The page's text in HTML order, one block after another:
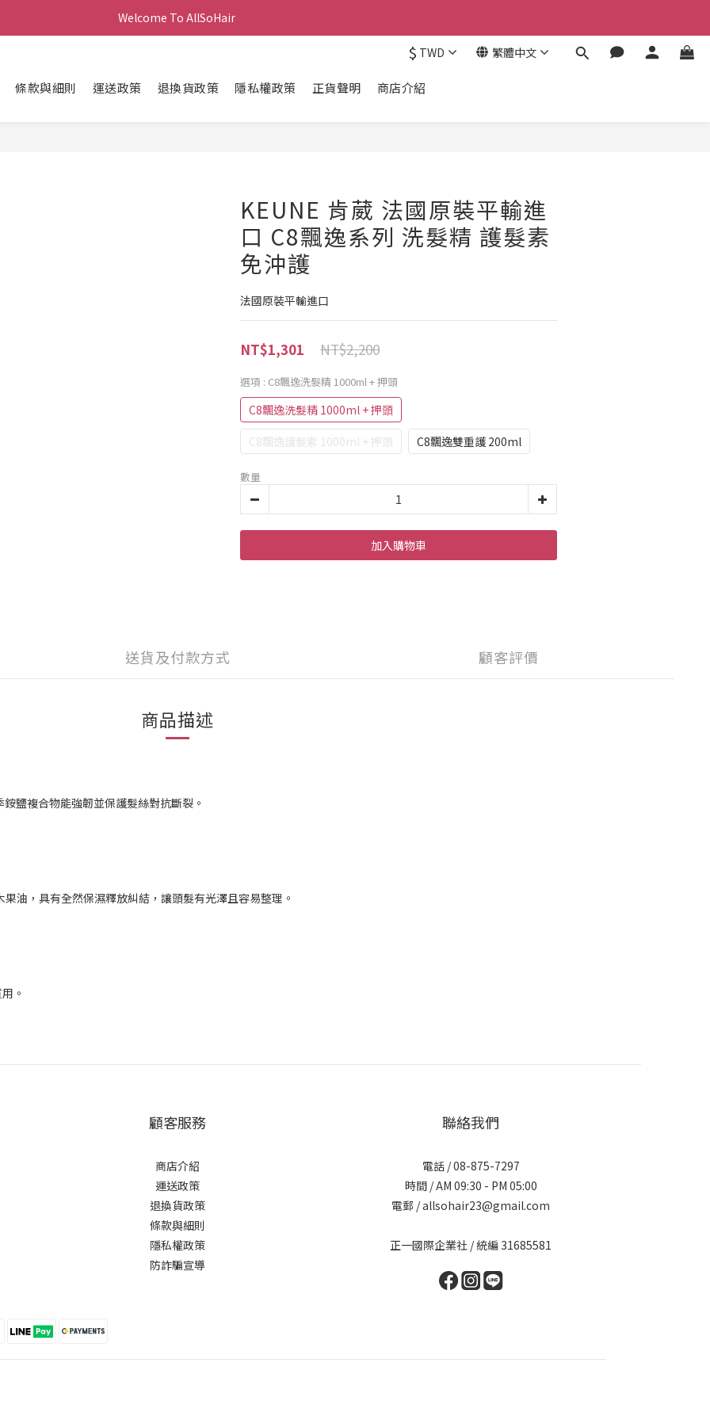
Welcome To AllSoHair
$ TWD 繁體中文
條款與細則 運送政策 退換貨政策 隱私權政策 正貨聲明 商店介紹
KEUNE 肯葳 法國原裝平輸進
口 C8飄逸系列 洗髮精 護髮素
免沖護
法國原裝平輸進口
NT$2,200
NT$1,301
選項 : C8飄逸洗髮精 1000ml + 押頭
C8飄逸洗髮精 1000ml + 押頭
C8飄逸護髮素 1000ml + 押頭
C8飄逸雙重護 200ml
數量
加入購物車
送貨及付款方式 顧客評價
商品描述
鹽複合物能強韌並保護髮絲對抗斷裂。
油，具有全然保濕釋放糾結，讓頭髮有光澤且容易整理。
。
顧客服務
商店介紹
運送政策
退換貨政策
條款與細則
隱私權政策
防詐騙宣導
聯絡我們
電話 / 08-875-7297
時間 / AM 09:30 - PM 05:00
電郵 / allsohair23@gmail.com
正一國際企業社 / 統編 31685581